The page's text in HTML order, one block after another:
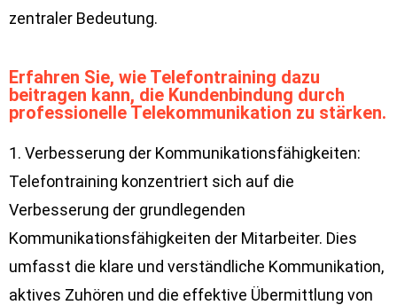
zentraler Bedeutung.
Erfahren Sie, wie Telefontraining dazu
beitragen kann, die Kundenbindung durch
professionelle Telekommunikation zu stärken.
1. Verbesserung der Kommunikationsfähigkeiten:
Telefontraining konzentriert sich auf die
Verbesserung der grundlegenden
Kommunikationsfähigkeiten der Mitarbeiter. Dies
umfasst die klare und verständliche Kommunikation,
aktives Zuhören und die effektive Übermittlung von